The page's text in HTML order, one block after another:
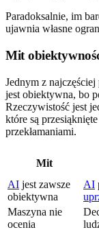
Paradoksalnie, im
ujawnia własne
Mit
Jednym z
jest obiektywna, bo
Rzeczywistość jest
które są
przekłamaniami.
Mit
AI jest zawsze
obiektywna
AI
Maszyna nie
ocenia